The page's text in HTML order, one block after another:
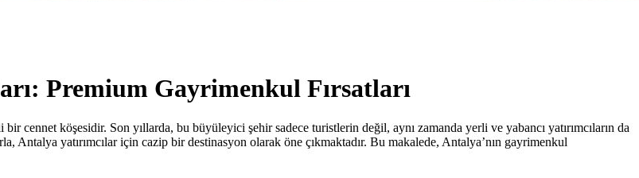
Premium Gayrimenkul Fırsatları
köşesidir. Son yıllarda, bu büyüleyici şehir sadece turistlerin değil, aynı zamanda yerli ve yabancı yatırımcıların da
yatırımcılar için cazip bir destinasyon olarak öne çıkmaktadır. Bu makalede, Antalya’nın gayrimenkul